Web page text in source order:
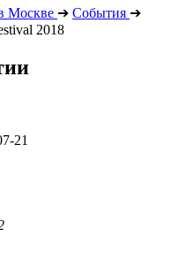
Москве ➔ События ➔
2018
21